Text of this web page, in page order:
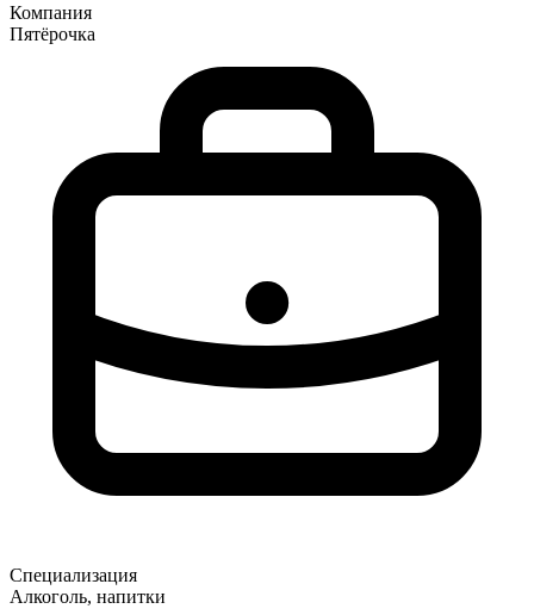
Компания
Пятёрочка
Специализация
Алкоголь, напитки